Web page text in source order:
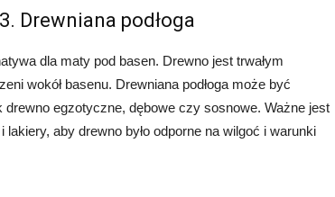
3. Drewniana podłoga
dla maty pod basen. Drewno jest trwałym
wokół basenu. Drewniana podłoga może być
egzotyczne, dębowe czy sosnowe. Ważne jest
aby drewno było odporne na wilgoć i warunki